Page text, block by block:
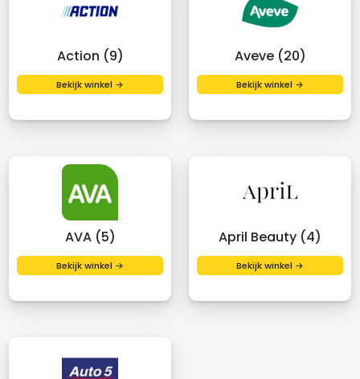
Action (9)
Bekijk winkel →
Aveve (20)
Bekijk winkel →
AVA (5)
Bekijk winkel →
April Beauty (4)
Bekijk winkel →